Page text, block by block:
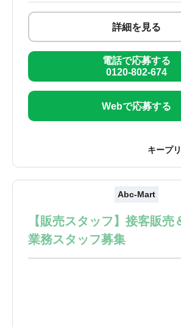
詳細を見る
電話で応募する
0120-802-674
Webで応募する
Abc-Mart
【販売スタッフ】接客販売
業務スタッフ募集